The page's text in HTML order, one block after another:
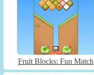
Fruit Blocks: Fun Match